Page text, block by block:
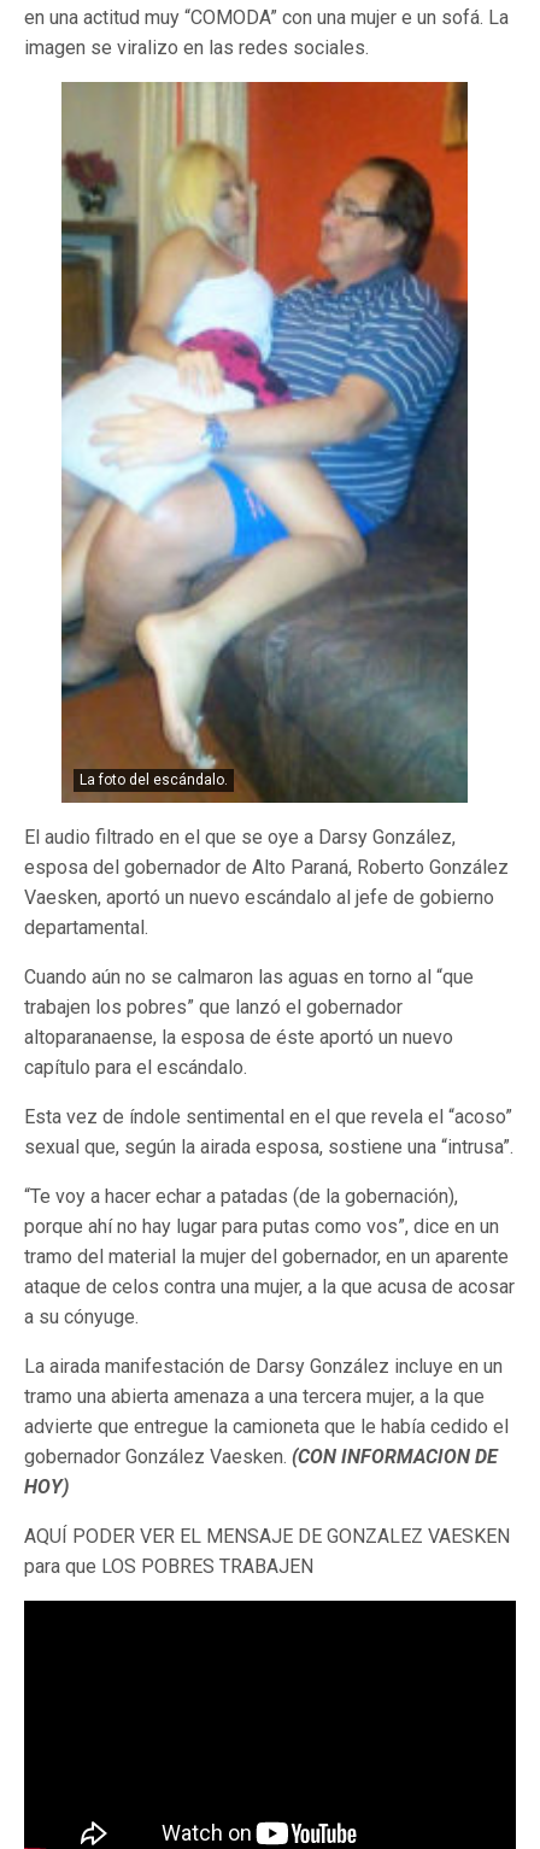
en una actitud muy “COMODA” con una mujer e un sofá. La
imagen se viralizo en las redes sociales.
La foto del escándalo.
El audio filtrado en el que se oye a Darsy González,
esposa del gobernador de Alto Paraná, Roberto González
Vaesken, aportó un nuevo escándalo al jefe de gobierno
departamental.
Cuando aún no se calmaron las aguas en torno al “que
trabajen los pobres” que lanzó el gobernador
altoparanaense, la esposa de éste aportó un nuevo
capítulo para el escándalo.
Esta vez de índole sentimental en el que revela el “acoso”
sexual que, según la airada esposa, sostiene una “intrusa”.
“Te voy a hacer echar a patadas (de la gobernación),
porque ahí no hay lugar para putas como vos”, dice en un
tramo del material la mujer del gobernador, en un aparente
ataque de celos contra una mujer, a la que acusa de acosar
a su cónyuge.
La airada manifestación de Darsy González incluye en un
tramo una abierta amenaza a una tercera mujer, a la que
advierte que entregue la camioneta que le había cedido el
gobernador González Vaesken. (CON INFORMACION DE
HOY)
AQUÍ PODER VER EL MENSAJE DE GONZALEZ VAESKEN
para que LOS POBRES TRABAJEN